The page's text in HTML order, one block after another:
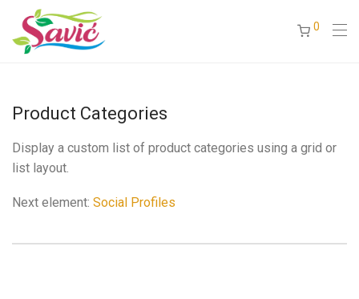
0
Product Categories
Display a custom list of product categories using a grid or
list layout.
Next element: Social Profiles